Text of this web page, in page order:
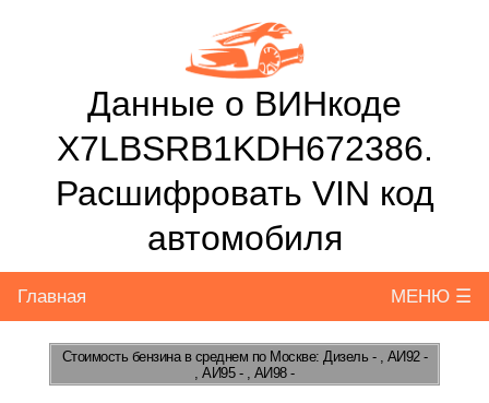
Данные о ВИНкоде
X7LBSRB1KDH672386.
Расшифровать VIN код
автомобиля
Главная МЕНЮ ☰
Стоимость бензинав среднем по Москве: Дизель - , АИ92 -
, АИ95 - , АИ98 -